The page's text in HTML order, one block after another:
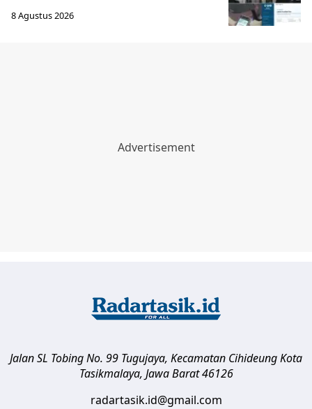
8 Agustus 2026
Jalan SL Tobing No. 99 Tugujaya, Kecamatan CihideungKota
Tasikmalaya, Jawa Barat 46126
radartasik.id@gmail.com